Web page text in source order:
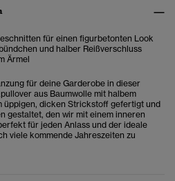
für einen figurbetonten Look
und halber Reißverschluss
Ärmel
für deine Garderobe in dieser
aus Baumwolle mit halbem
üppigen, dicken Strickstoff gefertigt und
gestaltet, den wir mit einem inneren
für jeden Anlass und der ideale
viele kommende Jahreszeiten zu